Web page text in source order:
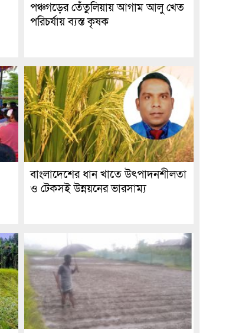
পঞ্চগড়ের তেঁতুলিয়ায় আগাম আলু খেত
পরিচর্যায় ব্যস্ত কৃষক
বাংলাদেশের ধান খাতে উৎপাদনশীলতা
ও টেকসই উন্নয়নের ভারসাম্য